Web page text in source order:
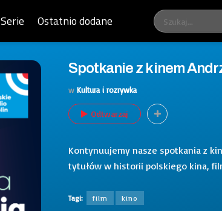
Serie Ostatnio dodane
Spotkanie z kinem
w Kultura i rozrywka
Odtwarzaj
Kontynuujemy nasze spotkania z
tytułów w historii polskiego kina,
Tagi: film kino